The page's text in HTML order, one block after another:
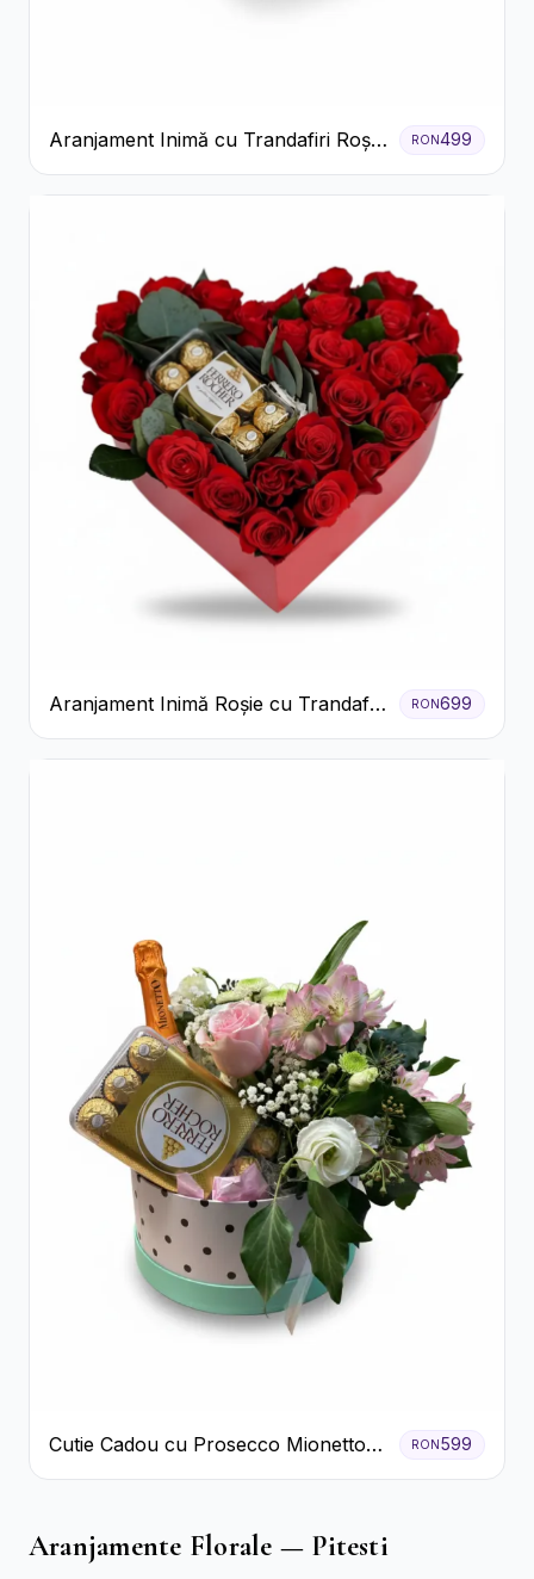
Aranjament Inimă cu Trandafiri Roșii
și Floarea Miresei
RON499
Aranjament Inimă Roșie cu Trandafiri
și Ferrero Rocher Premium
RON699
Cutie Cadou cu Prosecco Mionetto
Ferrero Rocher și Flori Pastelate
RON599
Aranjamente Florale — Pitesti